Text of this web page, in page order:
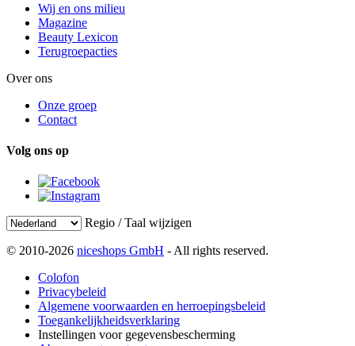
Wij en ons milieu
Magazine
Beauty Lexicon
Terugroepacties
Over ons
Onze groep
Contact
Volg ons op
Regio / Taal wijzigen
© 2010-2026 niceshops GmbH - All rights reserved.
Colofon
Privacybeleid
Algemene voorwaarden en herroepingsbeleid
Toegankelijkheidsverklaring
Instellingen voor gegevensbescherming